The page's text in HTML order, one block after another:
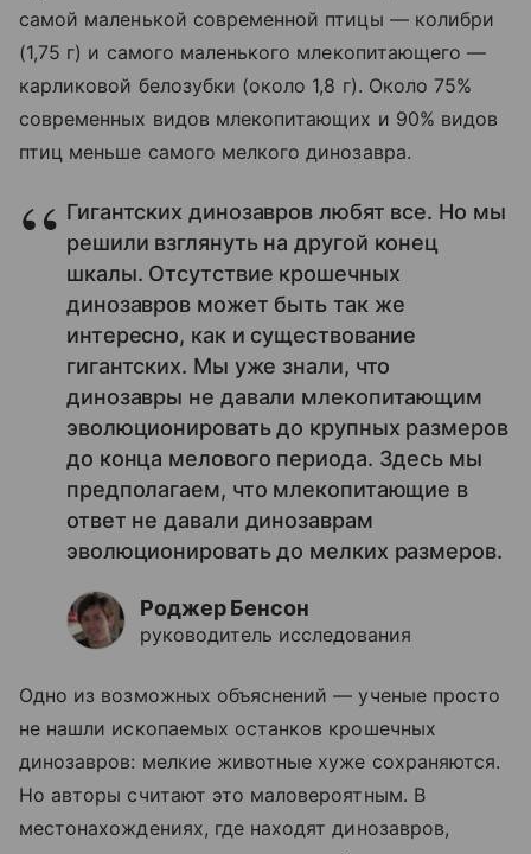
самой маленькой современной птицы — колибри
(1,75 г) и самого маленького млекопитающего —
карликовой белозубки (около 1,8 г). Около 75%
современных видов млекопитающих и 90% видов
птиц меньше самого мелкого динозавра.
Гигантских динозавров любят все. Но мы
решили взглянуть на другой конец
шкалы. Отсутствие крошечных
динозавров может быть так же
интересно, как и существование
гигантских. Мы уже знали, что
динозавры не давали млекопитающим
эволюционировать до крупных размеров
до конца мелового периода. Здесь мы
предполагаем, что млекопитающие в
ответ не давали динозаврам
эволюционировать до мелких размеров.
Роджер Бенсон
руководитель исследования
Одно из возможных объяснений — ученые просто
не нашли ископаемых останков крошечных
динозавров: мелкие животные хуже сохраняются.
Но авторы считают это маловероятным. В
местонахождениях, где находят динозавров,